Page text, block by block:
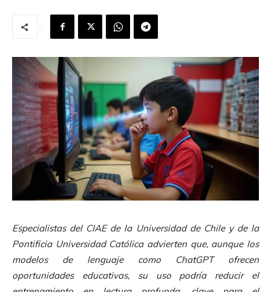
Especialistas del CIAE de la Universidad de Chile y de la
Pontificia Universidad Católica advierten que, aunque los
modelos de lenguaje como ChatGPT ofrecen
oportunidades educativas, su uso podría reducir el